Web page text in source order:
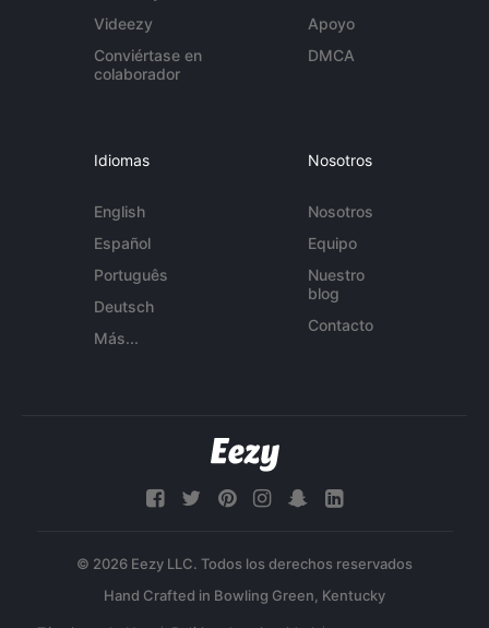
Videezy
Conviértase en
colaborador
Apoyo
DMCA
Idiomas
English
Español
Português
Deutsch
Más...
Nosotros
Nosotros
Equipo
Nuestro
blog
Contacto
© 2026 Eezy LLC. Todos los derechos reservados